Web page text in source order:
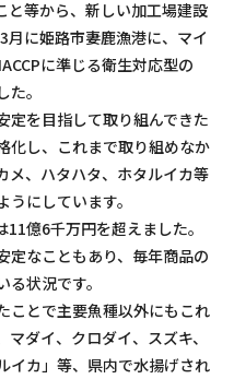
と等から、新しい加工場建設
に姫路市妻鹿漁港に、マイ
に準じる衛生対応型の
。
定を目指して取り組んできた
化し、これまで取り組めなか
メ、ハタハタ、ホタルイカ等
にしています。
億6千万円を超えました。
定なこともあり、毎年商品の
状況です。
ことで主要魚種以外にもこれ
ダイ、クロダイ、スズキ、
イカ」等、県内で水揚げされ